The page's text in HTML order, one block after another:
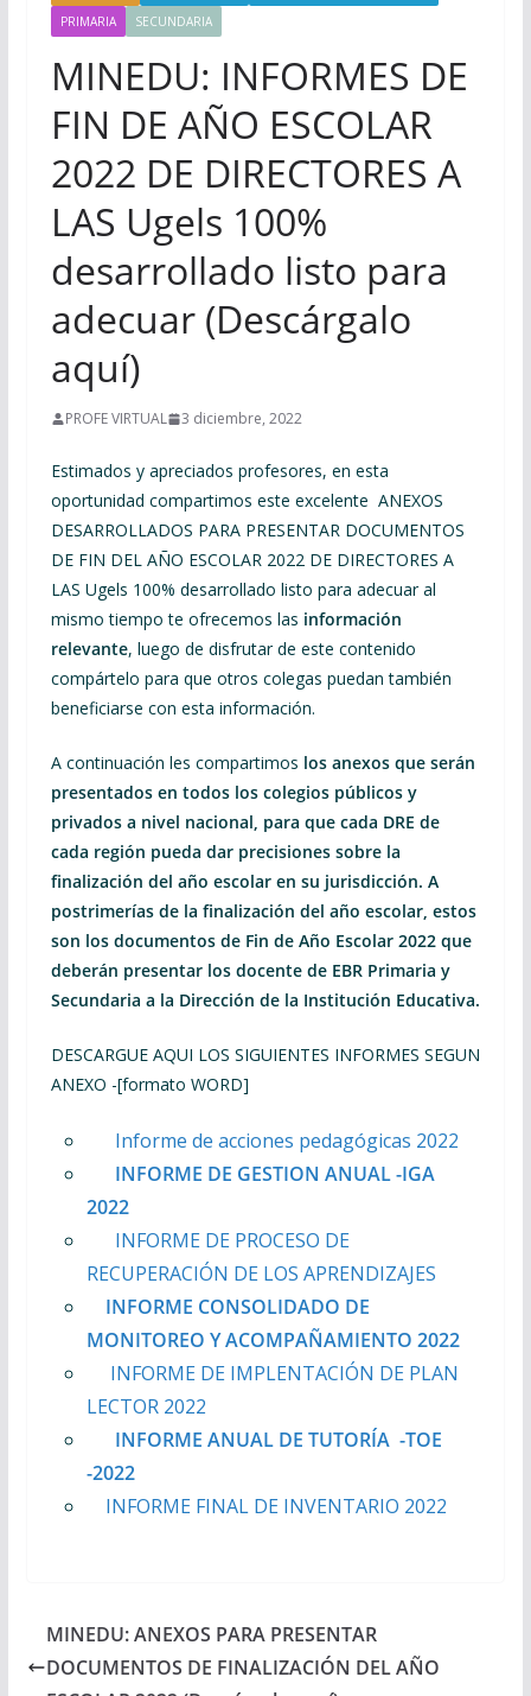
PRIMARIA
SECUNDARIA
MINEDU: INFORMES DE
FIN DE AÑO ESCOLAR
2022 DE DIRECTORES A
LAS Ugels 100%
desarrollado listo para
adecuar (Descárgalo
aquí)
PROFE VIRTUAL 3 diciembre, 2022
Estimados y apreciados profesores, en esta
oportunidad compartimos este excelente ANEXOS
DESARROLLADOS PARA PRESENTAR DOCUMENTOS
DE FIN DEL AÑO ESCOLAR 2022 DE DIRECTORES A
LAS Ugels 100% desarrollado listo para adecuar al
mismo tiempo te ofrecemos las información
relevante, luego de disfrutar de este contenido
compártelo para que otros colegas puedan también
beneficiarse con esta información.
A continuación les compartimos los anexos que serán
presentados en todos los colegios públicos y
privados a nivel nacional, para que cada DRE de
cada región pueda dar precisiones sobre la
finalización del año escolar en su jurisdicción. A
postrimerías de la finalización del año escolar, estos
son los documentos de Fin de Año Escolar 2022 que
deberán presentar los docente de EBR Primaria y
Secundaria a la Dirección de la Institución Educativa.
DESCARGUE AQUI LOS SIGUIENTES INFORMES SEGUN
ANEXO -[formato WORD]
Informe de acciones pedagógicas 2022
INFORME DE GESTION ANUAL -IGA
2022
INFORME DE PROCESO DE
RECUPERACIÓN DE LOS APRENDIZAJES
INFORME CONSOLIDADO DE
MONITOREO Y ACOMPAÑAMIENTO 2022
INFORME DE IMPLENTACIÓN DE PLAN
LECTOR 2022
INFORME ANUAL DE TUTORÍA -TOE
-2022
INFORME FINAL DE INVENTARIO 2022
MINEDU: ANEXOS PARA PRESENTAR
DOCUMENTOS DE FINALIZACIÓN DEL AÑO